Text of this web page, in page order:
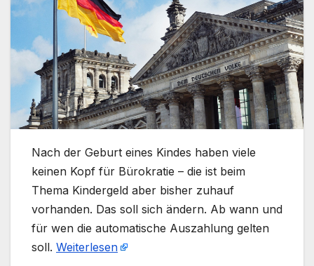
Nach der Geburt eines Kindes haben viele
keinen Kopf für Bürokratie – die ist beim
Thema Kindergeld aber bisher zuhauf
vorhanden. Das soll sich ändern. Ab wann und
für wen die automatische Auszahlung gelten
soll. Weiterlesen